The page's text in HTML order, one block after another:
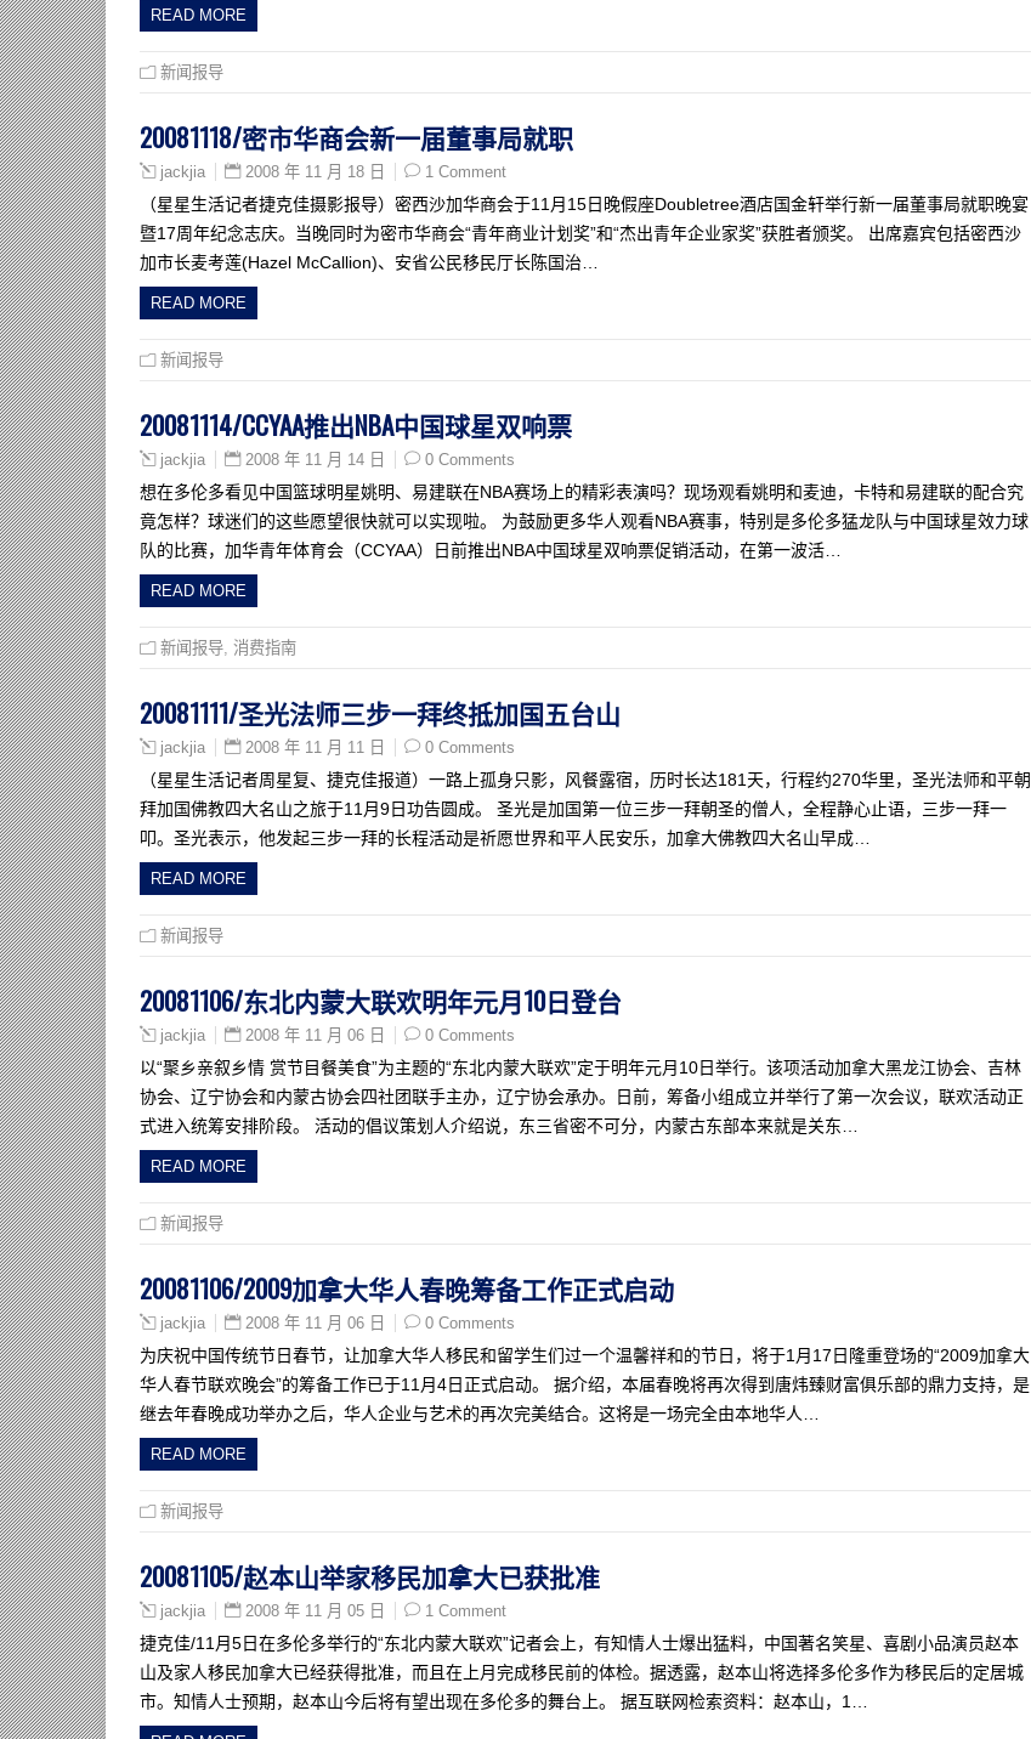
READ MORE
新闻报导
20081118/密市华商会新一届董事局就职
jackjia 2008 年 11 月 18 日 1 Comment
（星星生活记者捷克佳摄影报导）密西沙加华商会于11月15日晚假座Doubletree酒店国金轩举行新一届董事局就职晚宴
暨17周年纪念志庆。当晚同时为密市华商会“青年商业计划奖”和“杰出青年企业家奖”获胜者颁奖。 出席嘉宾包括密西沙
加市长麦考莲(Hazel McCallion)、安省公民移民厅长陈国治…
READ MORE
新闻报导
20081114/CCYAA推出NBA中国球星双响票
jackjia 2008 年 11 月 14 日 0 Comments
想在多伦多看见中国篮球明星姚明、易建联在NBA赛场上的精彩表演吗？现场观看姚明和麦迪，卡特和易建联的配合究
竟怎样？球迷们的这些愿望很快就可以实现啦。 为鼓励更多华人观看NBA赛事，特别是多伦多猛龙队与中国球星效力球
队的比赛，加华青年体育会（CCYAA）日前推出NBA中国球星双响票促销活动，在第一波活…
READ MORE
新闻报导 消费指南
20081111/圣光法师三步一拜终抵加国五台山
jackjia 2008 年 11 月 11 日 0 Comments
（星星生活记者周星复、捷克佳报道）一路上孤身只影，风餐露宿，历时长达181天，行程约270华里，圣光法师和平朝
拜加国佛教四大名山之旅于11月9日功告圆成。 圣光是加国第一位三步一拜朝圣的僧人，全程静心止语，三步一拜一
叩。圣光表示，他发起三步一拜的长程活动是祈愿世界和平人民安乐，加拿大佛教四大名山早成…
READ MORE
新闻报导
20081106/东北内蒙大联欢明年元月10日登台
jackjia 2008 年 11 月 06 日 0 Comments
以“聚乡亲叙乡情 赏节目餐美食”为主题的“东北内蒙大联欢”定于明年元月10日举行。该项活动加拿大黑龙江协会、吉林
协会、辽宁协会和内蒙古协会四社团联手主办，辽宁协会承办。日前，筹备小组成立并举行了第一次会议，联欢活动正
式进入统筹安排阶段。 活动的倡议策划人介绍说，东三省密不可分，内蒙古东部本来就是关东…
READ MORE
新闻报导
20081106/2009加拿大华人春晚筹备工作正式启动
jackjia 2008 年 11 月 06 日 0 Comments
为庆祝中国传统节日春节，让加拿大华人移民和留学生们过一个温馨祥和的节日，将于1月17日隆重登场的“2009加拿大
华人春节联欢晚会”的筹备工作已于11月4日正式启动。 据介绍，本届春晚将再次得到唐炜臻财富俱乐部的鼎力支持，是
继去年春晚成功举办之后，华人企业与艺术的再次完美结合。这将是一场完全由本地华人…
READ MORE
新闻报导
20081105/赵本山举家移民加拿大已获批准
jackjia 2008 年 11 月 05 日 1 Comment
捷克佳/11月5日在多伦多举行的“东北内蒙大联欢”记者会上，有知情人士爆出猛料，中国著名笑星、喜剧小品演员赵本
山及家人移民加拿大已经获得批准，而且在上月完成移民前的体检。据透露，赵本山将选择多伦多作为移民后的定居城
市。知情人士预期，赵本山今后将有望出现在多伦多的舞台上。 据互联网检索资料：赵本山，1…